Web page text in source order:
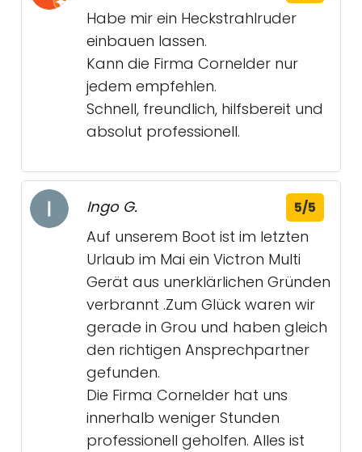
Habe mir ein Heckstrahlruder
einbauen lassen.
Kann die Firma Cornelder nur
jedem empfehlen.
Schnell, freundlich, hilfsbereit und
absolut professionell.
Ingo G. 5/5
Auf unserem Boot ist im letzten
Urlaub im Mai ein Victron Multi
Gerät aus unerklärlichen Gründen
verbrannt .Zum Glück waren wir
gerade in Grou und haben gleich
den richtigen Ansprechpartner
gefunden.
Die Firma Cornelder hat uns
innerhalb weniger Stunden
professionell geholfen. Alles ist